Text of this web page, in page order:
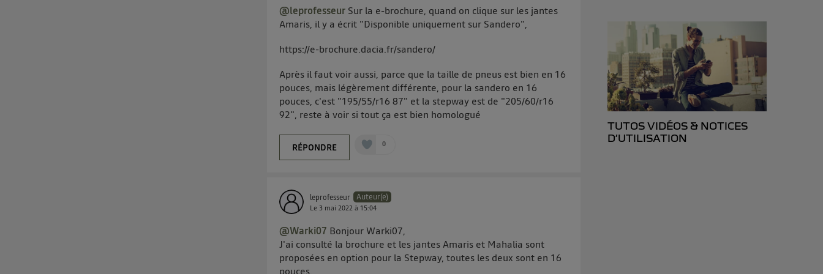
@leprofesseur Sur la e-brochure, quand on clique sur les jantes
Amaris, il y a écrit "Disponible uniquement sur Sandero",
https://e-brochure.dacia.fr/sandero/
Après il faut voir aussi, parce que la taille de pneus est bien en 16
pouces, mais légèrement différente, pour la sandero en 16
pouces, c'est "195/55/r16 87" et la stepway est de "205/60/r16
92", reste à voir si tout ça est bien homologué
RÉPONDRE 0
leprofesseur Auteur(e)
Le3 mai 2022 à 15:04
@Warki07 Bonjour Warki07,
J'ai consulté la brochure et les jantes Amaris et Mahalia sont
proposées en option pour la Stepway, toutes les deux sont en 16
pouces.
TUTOS VIDÉOS & NOTICES
D’UTILISATION